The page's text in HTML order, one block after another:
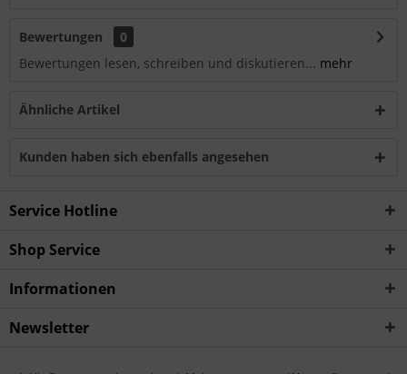
Bewertungen
0
Bewertungen lesen, schreiben und diskutieren... mehr
Ähnliche Artikel
Kunden haben sich ebenfalls angesehen
Service Hotline
Shop Service
Informationen
Newsletter